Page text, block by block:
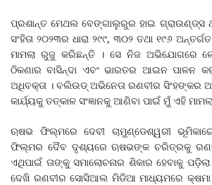
ପ୍ରଶାନ୍ତ ମେଥଲ ବେଙ୍ଗାଲୁରୁର ହାଇ ଗ୍ରାଉଣ୍ଡ୍‌ସ
ସଂହିତା ୨୦୨୩ର ଧାରା ୨୯୯, ୩୦୨ ତଥା ୧୯୬
ମାମଲା ରୁଜୁ କରିଛନ୍ତି । ସେ ନିଜ ଅଭିଯୋଗରେ
ଠିକଣାର ବାସିନ୍ଦା ଏବଂ ଭାରତର ଆଇନ ପାଳନ
ଅଧିବକ୍ତା । ବଲିଉଡ୍ ଅଭିନେତା ରଣବୀର ସିଂହଙ୍କର
କାର୍ଯ୍ୟକୁ ତତ୍କାଳ ସଂଜ୍ଞାନକୁ ଆଣିବା ପାଇଁ ମୁଁ ଏହି
ଋଷଭ ଫିଲ୍ମରେ ଦେବୀ ଚାମୁଣ୍ଡେଶ୍ୱରୀ
ଫିଲ୍ମର ଦୈବ ଦୃଶ୍ୟରେ ଋଷଭଙ୍କ ଚରିତ୍ରକୁ
ଏଥିପାଇଁ ତାଙ୍କୁ ସମାଲୋଚନାର ଶିକାର ହେବାକୁ
ଦେଖି ରଣବୀର ସୋସିଆଲ ମିଡିଆ ମାଧ୍ୟମରେ